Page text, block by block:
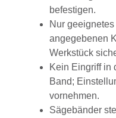
befestigen.
Nur
angegebenen
Werkstück
Kein Eingriff in
Band;
vornehmen.
Sägebänder